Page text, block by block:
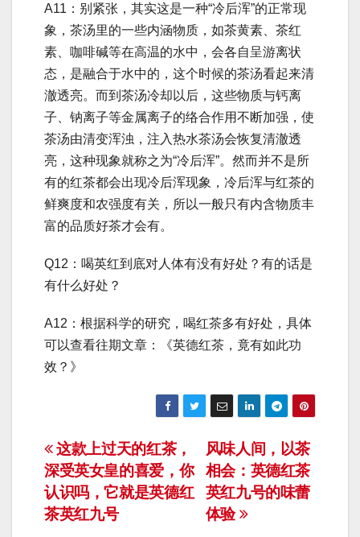
A11：别紧张，其实这是一种“冷后浑”的正常现
象，茶汤里的一些内涵物质，如茶黄素、茶红
素、咖啡碱等在高温的水中，会各自呈游离状
态，是融合于水中的，这个时候的茶汤看起来清
澈透亮。而到茶汤冷却以后，这些物质与钙离
子、钠离子等金属离子的络合作用不断加强，使
茶汤由清变浑浊，注入热水茶汤会恢复清澈透
亮，这种现象就称之为“冷后浑”。然而并不是所
有的红茶都会出现冷后浑现象，冷后浑与红茶的
鲜爽度和农强度有关，所以一般只有内含物质丰
富的品质好茶才会有。
Q12：喝英红到底对人体有没有好处？有的话是
有什么好处？
A12：根据科学的研究，喝红茶多有好处，具体
可以查看往期文章：《英德红茶，竟有如此功
效？》
文
章
导
风味人间，以茶
相会：英德红茶
英红九号的味蕾
体验
这款上过天的红茶，
深受英女皇的喜爱，你
认识吗，它就是英德红
茶英红九号